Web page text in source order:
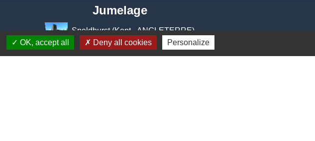
Jumelage
Speldhurst (Kent - ANGLETERRE)
OK, accept all Deny all cookies Personalize